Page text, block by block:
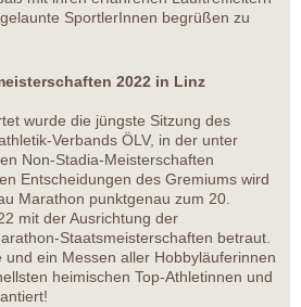
SportlerInnen begrüßen zu
2022 in Linz
wurde die jüngste Sitzung des
Verbands ÖLV, in der unter
Non-Stadia-Meisterschaften
Entscheidungen des Gremiums wird
Marathon punktgenau zum 20.
mit der Ausrichtung der
Staatsmeisterschaften betraut.
und ein Messen aller Hobbyläuferinnen
heimischen Top-Athletinnen und